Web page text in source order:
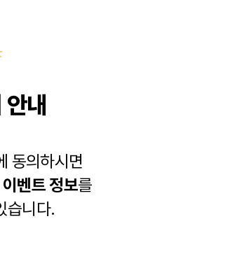
내
동의하시면
이벤트 정보를
습니다.